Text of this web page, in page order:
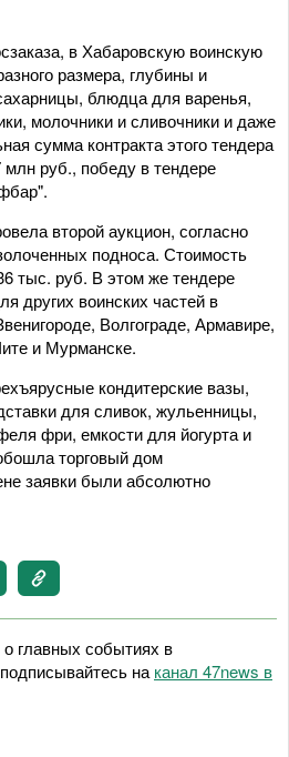
в Хабаровскую воинскую
размера, глубины и
блюдца для варенья,
молочники и сливочники и даже
сумма контракта этого тендера
млн руб., победу в тендере
второй аукцион, согласно
подноса. Стоимость
тыс. руб. В этом же тендере
других воинских частей в
Волгограде, Армавире,
и Мурманске.
кондитерские вазы,
для сливок, жульенницы,
фри, емкости для йогурта и
торговый дом
заявки были абсолютно
главных событиях в
на канал 47news в